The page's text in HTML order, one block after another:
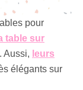
pour
table sur
Aussi, leurs
élégants sur